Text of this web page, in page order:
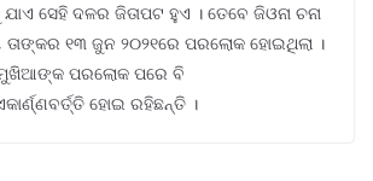
ସେହି ଦଳର ଜିତାପଟ ହୁଏ । ତେବେ ଜିଓନା ଚନା
ତାଙ୍କର ୧୩ ଜୁନ ୨୦୨୧ରେ ପରଲୋକ ହୋଇଥିଲା ।
ମୁଖିଆଙ୍କ ପରଲୋକ ପରେ ବି
ହୋଇ ରହିଛନ୍ତି ।